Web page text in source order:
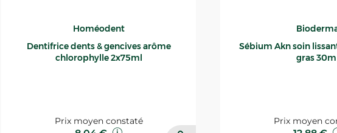
Homéodent
Dentifrice dents & gencives arôme
chlorophylle 2x75ml
Prix moyen constaté
Sébium Akn soin lissant
gras
Prix moyen